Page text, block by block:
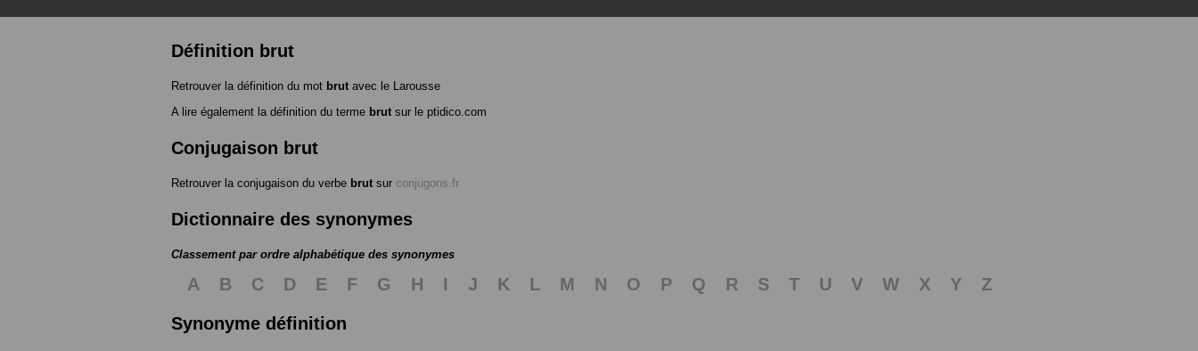
Définition brut
Retrouver la définition du mot brut avec le Larousse
A lire également la définition du terme brut sur le ptidico.com
Conjugaison brut
Retrouver la conjugaison du verbe brut sur conjugons.fr
Dictionnaire des synonymes
Classement par ordre alphabétique des synonymes
A B C D E F G H I J K L M N O P Q R S T U V W X Y
Z
Synonyme définition